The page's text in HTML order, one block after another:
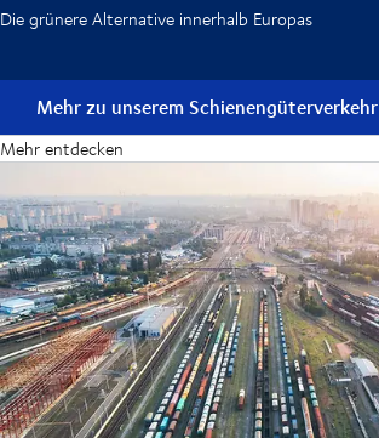
Die grünere Alternative innerhalb Europas
Mehr zu unserem Schienengüterverkehr
Mehr entdecken